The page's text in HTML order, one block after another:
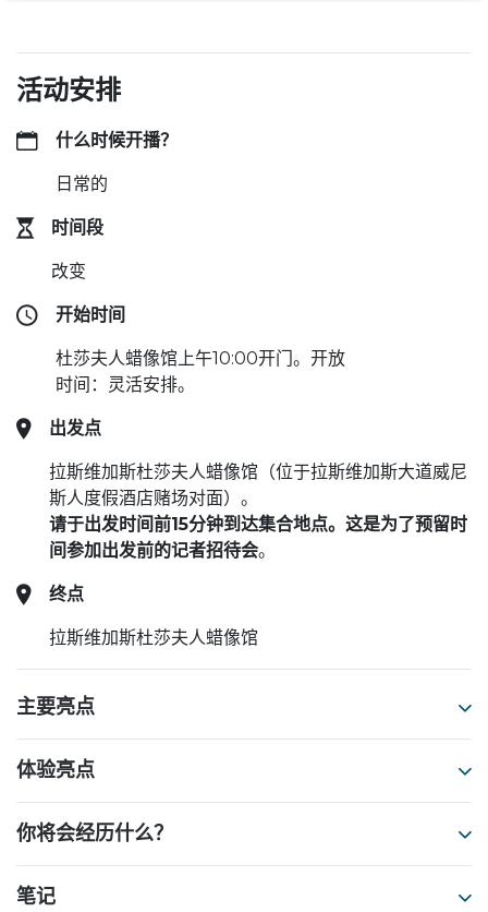
活动安排
什么时候开播？
日常的
时间段
改变
开始时间
杜莎夫人蜡像馆上午10:00开门。开放
时间：灵活安排。
出发点
拉斯维加斯杜莎夫人蜡像馆（位于拉斯维加斯大道威尼
斯人度假酒店赌场对面）。
请于出发时间前15分钟到达集合地点。这是为了预留时
间参加出发前的记者招待会。
终点
拉斯维加斯杜莎夫人蜡像馆
主要亮点
体验亮点
你将会经历什么？
笔记